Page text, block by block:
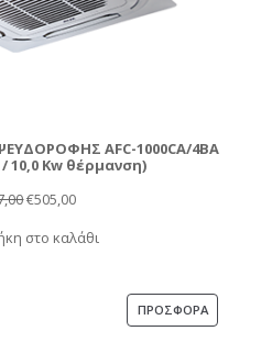
AFC-1000CA/4BA
10,0 Kw θέρμανση)
Original
was:
€505,00Η
τιμή
€505,00.
στο καλάθι
ΠΡΟΣΦΟΡΆΠΡΟΪΌΝ